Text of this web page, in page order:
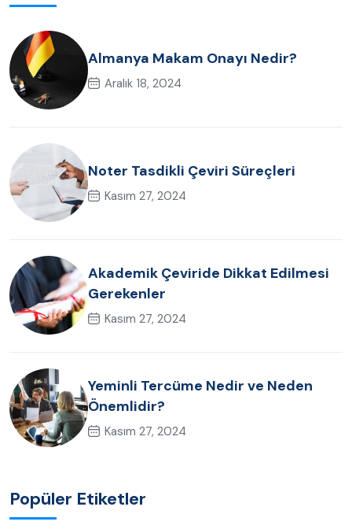
Almanya Makam Onayı Nedir?
Aralık 18, 2024
Noter Tasdikli Çeviri Süreçleri
Kasım 27, 2024
Akademik Çeviride Dikkat Edilmesi
Gerekenler
Kasım 27, 2024
Yeminli Tercüme Nedir ve Neden
Önemlidir?
Kasım 27, 2024
Popüler Etiketler